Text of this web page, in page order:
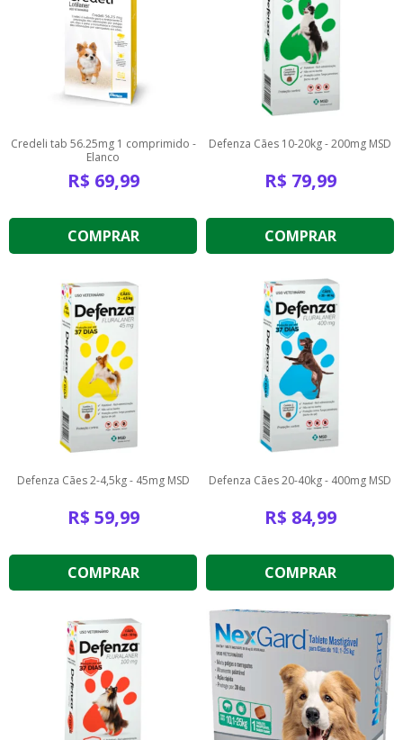
Credeli tab 56.25mg 1 comprimido -
Elanco
R$ 69,99
COMPRAR
Defenza Cães 10-20kg - 200mg MSD
R$ 79,99
COMPRAR
Defenza Cães 2-4,5kg - 45mg MSD
R$ 59,99
COMPRAR
Defenza Cães 20-40kg - 400mg MSD
R$ 84,99
COMPRAR